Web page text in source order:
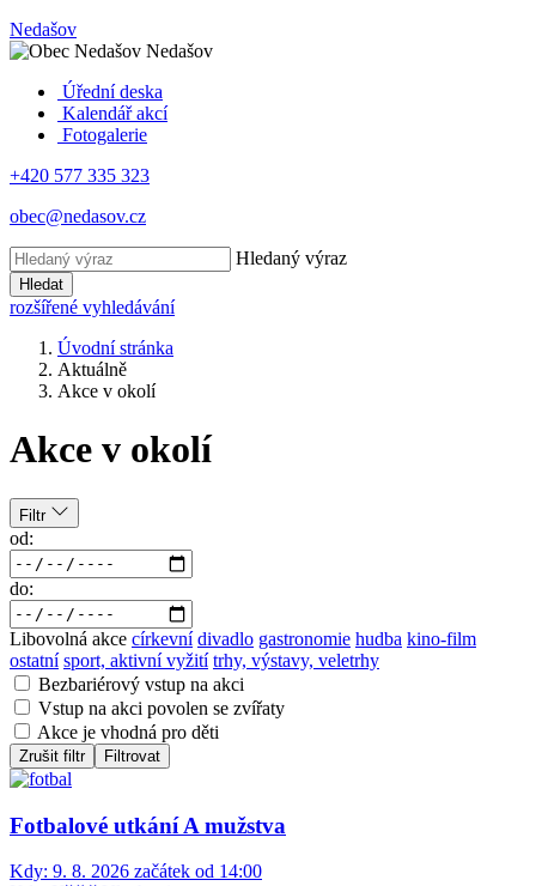
Nedašov
Nedašov
Úřední deska
Kalendář akcí
Fotogalerie
+420 577 335 323
obec@nedasov.cz
Hledaný výraz
Hledat
rozšířené vyhledávání
Úvodní stránka
Aktuálně
Akce v okolí
Akce v okolí
Filtr
od:
do:
Libovolná akce církevní divadlo gastronomie hudba kino-film
ostatní sport, aktivní vyžití trhy, výstavy, veletrhy
Bezbariérový vstup na akci
Vstup na akci povolen se zvířaty
Akce je vhodná pro děti
Zrušit filtr Filtrovat
Fotbalové utkání A mužstva
Kdy: 9. 8. 2026 začátek od 14:00